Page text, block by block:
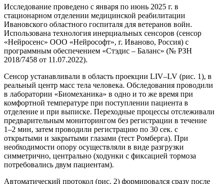
Исследование проведено с января по июнь 2025 г. в
стационарном отделении медицинской реабилитации
Ивановского областного госпиталя для ветеранов войн.
Использована технология инерциальных сенсоров (сенсор
«Нейросенс» ООО «Нейрософт», г. Иваново, Россия) с
программным обеспечением «Стэдис – Баланс» (№ РЗН
2018/7458 от 11.07.2022).
Сенсор устанавливали в область проекции LIV–LV (рис. 1), в
реальный центр масс тела человека. Обследования проводили
в лаборатории «Биомеханика» в одно и то же время при
комфортной температуре при поступлении пациента в
отделение и при выписке. Переходные процессы отслеживали
предварительным мониторингом без регистрации в течение
1–2 мин, затем проводили регистрацию по 30 сек. с
открытыми и закрытыми глазами (тест Ромберга). При
необходимости опору осуществляли в виде разгрузки
симметрично, центрально (ходунки с фиксацией тормоза
потребовались двум пациентам).
Автоматический протокол (рис. 2) формировался сразу после